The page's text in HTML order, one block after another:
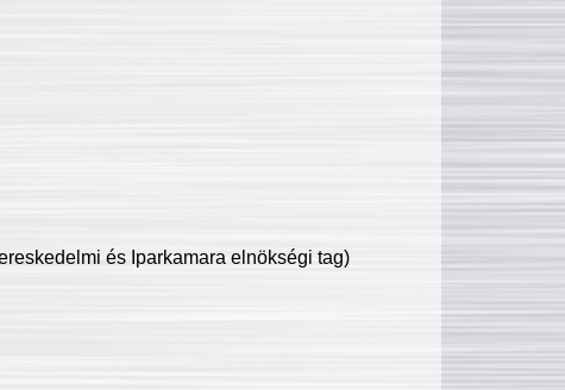
és Iparkamara elnökségi tag)